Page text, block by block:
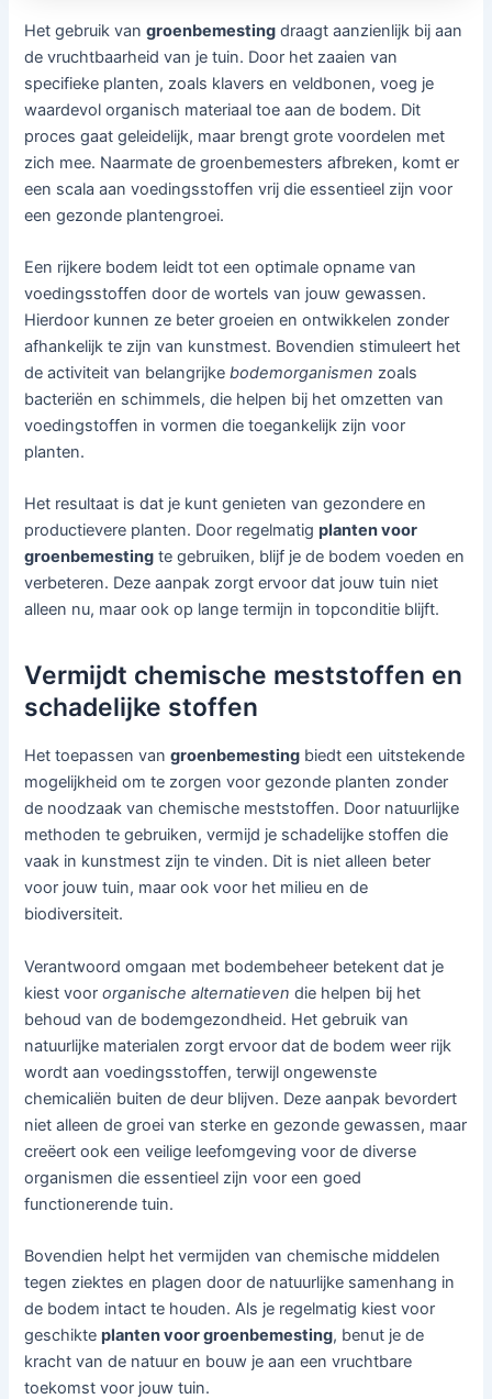
Het gebruik vangroenbemesting draagt aanzienlijk bij aan
de vruchtbaarheid van je tuin. Door het zaaien van
specifieke planten, zoals klavers en veldbonen, voeg je
waardevol organisch materiaal toe aan de bodem. Dit
proces gaat geleidelijk, maar brengt grote voordelen met
zich mee. Naarmate de groenbemesters afbreken, komt er
een scala aan voedingsstoffen vrij die essentieel zijn voor
een gezonde plantengroei.
Een rijkere bodem leidt tot een optimale opname van
voedingsstoffen door de wortels van jouw gewassen.
Hierdoor kunnen ze beter groeien en ontwikkelen zonder
afhankelijk te zijn van kunstmest. Bovendien stimuleert het
de activiteit van belangrijkebodemorganismen zoals
bacteriën en schimmels, die helpen bij het omzetten van
voedingstoffen in vormen die toegankelijk zijn voor
planten.
Het resultaat is dat je kunt genieten van gezondere en
productievere planten. Door regelmatigplanten voor
groenbemesting te gebruiken, blijf je de bodem voeden en
verbeteren. Deze aanpak zorgt ervoor dat jouw tuin niet
alleen nu, maar ook op lange termijn in topconditie blijft.
Vermijdt chemische meststoffen en
schadelijke stoffen
Het toepassen vangroenbemesting biedt een uitstekende
mogelijkheid om te zorgen voor gezonde planten zonder
de noodzaak van chemische meststoffen. Door natuurlijke
methoden te gebruiken, vermijd je schadelijke stoffen die
vaak in kunstmest zijn te vinden. Dit is niet alleen beter
voor jouw tuin, maar ook voor het milieu en de
biodiversiteit.
Verantwoord omgaan met bodembeheer betekent dat je
kiest voororganische alternatieven die helpen bij het
behoud van de bodemgezondheid. Het gebruik van
natuurlijke materialen zorgt ervoor dat de bodem weer rijk
wordt aan voedingsstoffen, terwijl ongewenste
chemicaliën buiten de deur blijven. Deze aanpak bevordert
niet alleen de groei van sterke en gezonde gewassen, maar
creëert ook een veilige leefomgeving voor de diverse
organismen die essentieel zijn voor een goed
functionerende tuin.
Bovendien helpt het vermijden van chemische middelen
tegen ziektes en plagen door de natuurlijke samenhang in
de bodem intact te houden. Als je regelmatig kiest voor
geschikteplanten voor groenbemesting, benut je de
kracht van de natuur en bouw je aan een vruchtbare
toekomst voor jouw tuin.